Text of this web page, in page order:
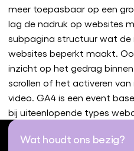
meer toepasbaar op een
lag de nadruk op websites
subpagina structuur wat de
websites beperkt maakt.
inzicht op het gedrag
scrollen of het activeren
video. GA4 is een event
bij uiteenlopende types
Wat houdt ons bezig?